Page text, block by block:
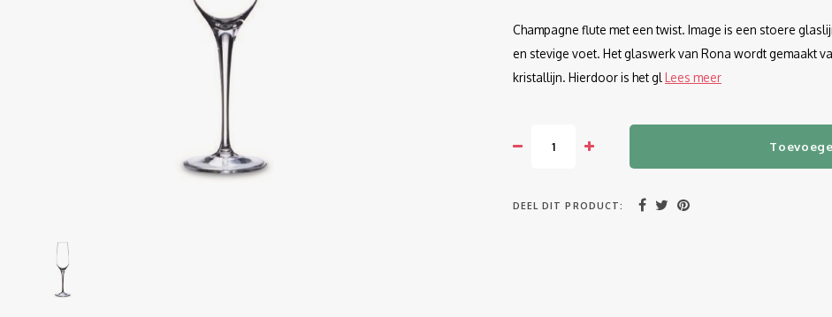
Champagne flute met een twist. Image is een stoere
en stevige voet. Het glaswerk van Rona wordt gemaakt
kristallijn. Hierdoor is het gl Lees meer
DEEL DIT PRODUCT: